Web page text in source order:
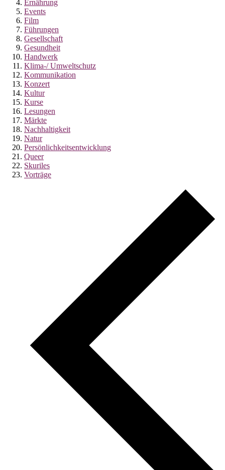
Ernährung
Events
Film
Führungen
Gesellschaft
Gesundheit
Handwerk
Klima-/ Umweltschutz
Kommunikation
Konzert
Kultur
Kurse
Lesungen
Märkte
Nachhaltigkeit
Natur
Persönlichkeitsentwicklung
Queer
Skuriles
Vorträge